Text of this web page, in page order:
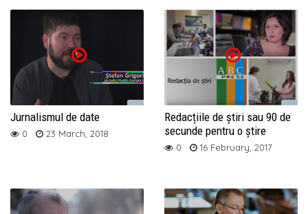
Jurnalismul de date
0 23 March, 2018
Redacțiile de știri sau 90 de
secunde pentru o știre
0 16 February, 2017